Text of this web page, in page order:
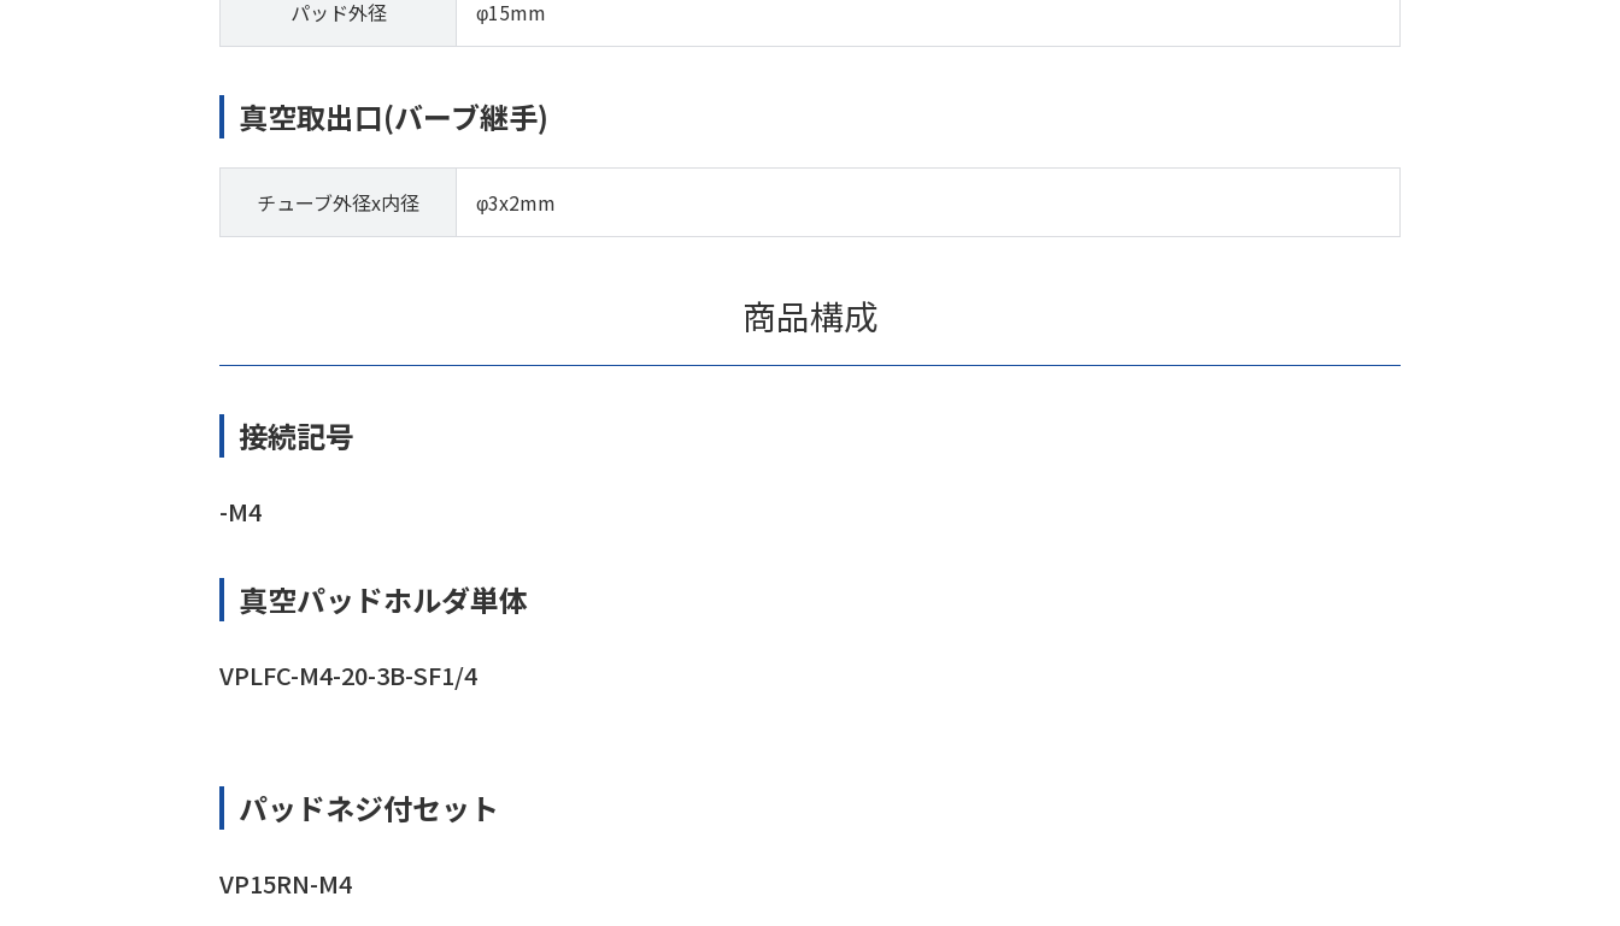
パッド外径 φ15mm
真空取出口(バーブ継手)
チューブ外径x内径 φ3x2mm
商品構成
接続記号
-M4
真空パッドホルダ単体
VPLFC-M4-20-3B-SF1/4
パッドネジ付セット
VP15RN-M4